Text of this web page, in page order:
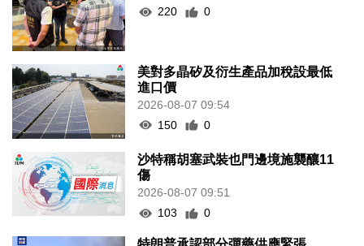
220
0
美對多晶矽及衍生產品加稅設最低
進口價
2026-08-07 09:54
150
0
沙特稱胡塞武裝也門邊境施襲釀11
傷
2026-08-07 09:51
103
0